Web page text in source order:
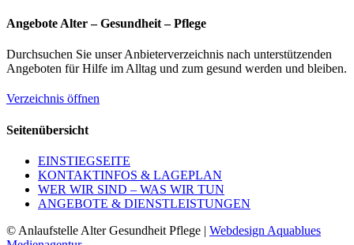
Angebote Alter – Gesundheit – Pflege
Durchsuchen Sie unser Anbieterverzeichnis nach unterstützenden
Angeboten für Hilfe im Alltag und zum gesund werden und bleiben.
Verzeichnis öffnen
Seitenübersicht
EINSTIEGSEITE
KONTAKTINFOS & LAGEPLAN
WER WIR SIND – WAS WIR TUN
ANGEBOTE & DIENSTLEISTUNGEN
© Anlaufstelle Alter Gesundheit Pflege | Webdesign Aquablues